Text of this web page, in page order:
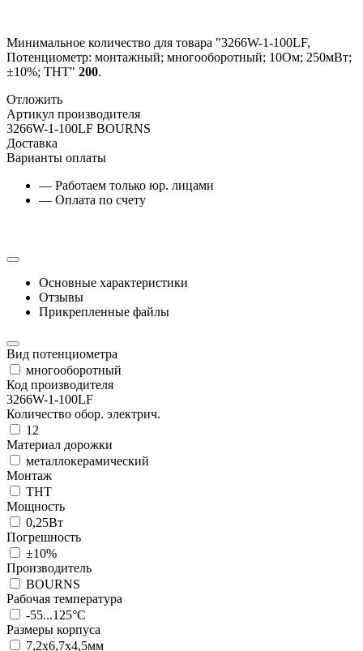
Минимальное количество для товара "3266W-1-100LF,
Потенциометр: монтажный; многооборотный; 10Ом; 250мВт;
±10%; THT" 200.
Отложить
Артикул производителя
3266W-1-100LF BOURNS
Доставка
Варианты оплаты
— Работаем только юр. лицами
— Оплата по счету
Основные характеристики
Отзывы
Прикрепленные файлы
Вид потенциометра
многооборотный
Код производителя
3266W-1-100LF
Количество обор. электрич.
12
Материал дорожки
металлокерамический
Монтаж
THT
Мощность
0,25Вт
Погрешность
±10%
Производитель
BOURNS
Рабочая температура
-55...125°C
Размеры корпуса
7,2x6,7x4,5мм